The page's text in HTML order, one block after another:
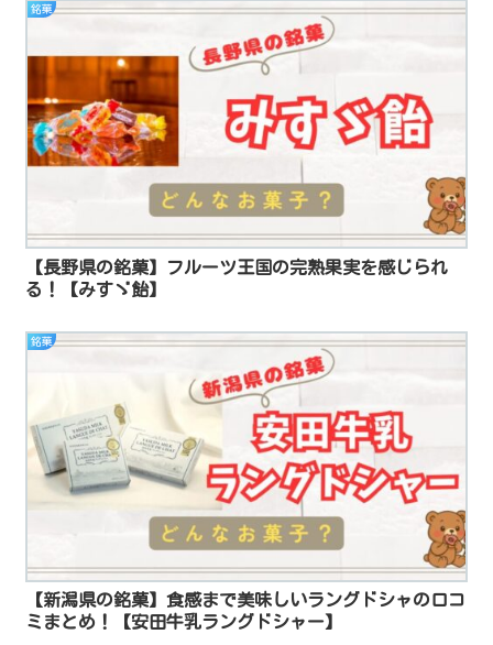
銘菓
【長野県の銘菓】フルーツ王国の完熟果実を感じられ
る！【みすゞ飴】
銘菓
【新潟県の銘菓】食感まで美味しいラングドシャの口コ
ミまとめ！【安田牛乳ラングドシャー】